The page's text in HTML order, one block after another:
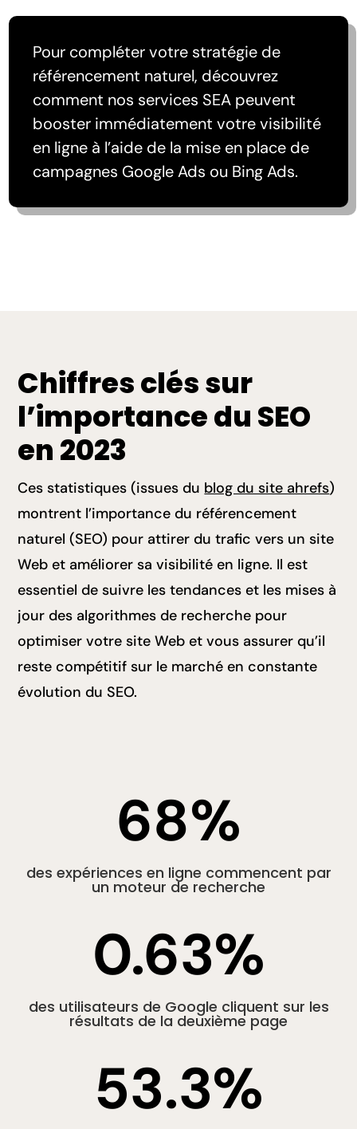
Pour compléter votre stratégie de
référencement naturel, découvrez
comment nos services SEA peuvent
booster immédiatement votre visibilité
en ligne à l’aide de la mise en place de
campagnes Google Ads ou Bing Ads.
Chiffres clés sur
l’importance du SEO
en 2023
Ces statistiques (issues du blog du site ahrefs)
montrent l’importance du référencement
naturel (SEO) pour attirer du trafic vers un site
Web et améliorer sa visibilité en ligne. Il est
essentiel de suivre les tendances et les mises à
jour des algorithmes de recherche pour
optimiser votre site Web et vous assurer qu’il
reste compétitif sur le marché en constante
évolution du SEO.
68%
des expériences en ligne commencent par
un moteur de recherche
0.63%
des utilisateurs de Google cliquent sur les
résultats de la deuxième page
53.3%